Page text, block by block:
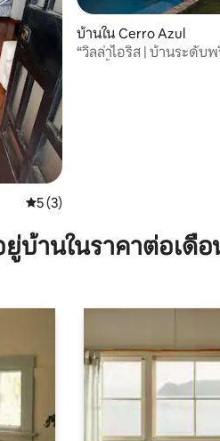
คะแนนเฉลี่ย 5 จาก 5, 3 รีวิว
5 (3)
บ้านใน Cerro Azul
“วิลล่าไอริส | บ้านระดับ
บ้านในราคาต่อเดื